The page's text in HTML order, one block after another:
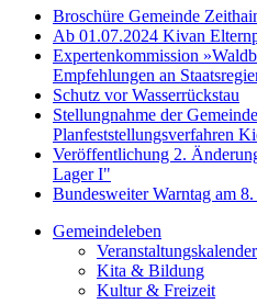
Broschüre Gemeinde
Ab 01.07.2024 Kivan
Expertenkommission
Empfehlungen an
Schutz vor Wasserrückstau
Stellungnahme der
Planfeststellungsverfahren
Veröffentlichung 2.
Lager I"
Bundesweiter Warntag am
Gemeindeleben
Veranstaltungskalender
Kita & Bildung
Kultur & Freizeit